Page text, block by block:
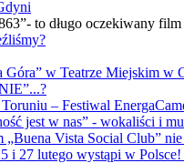
to długo oczekiwany
Góra” w Teatrze Miejskim w
– Festiwal
jest w nas” - wokaliści i
„Buena Vista Social Club”
i 27 lutego wystąpi w